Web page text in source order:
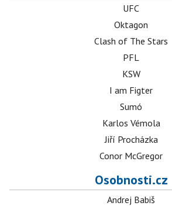
UFC
Oktagon
Clash of The Stars
PFL
KSW
I am Figter
Sumó
Karlos Vémola
Jiří Procházka
Conor McGregor
Osobnosti.cz
Andrej Babiš